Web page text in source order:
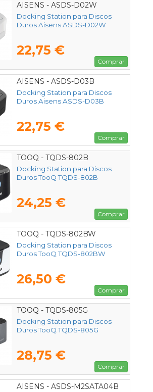
AISENS - ASDS-D02W
Docking Station para Discos
Duros Aisens ASDS-D02W
22,75 €
Comprar
AISENS - ASDS-D03B
Docking Station para Discos
Duros Aisens ASDS-D03B
22,75 €
Comprar
TOOQ - TQDS-802B
Docking Station para Discos
Duros TooQ TQDS-802B
24,25 €
Comprar
TOOQ - TQDS-802BW
Docking Station para Discos
Duros TooQ TQDS-802BW
26,50 €
Comprar
TOOQ - TQDS-805G
Docking Station para Discos
Duros TooQ TQDS-805G
28,75 €
Comprar
AISENS - ASDS-M2SATA04B